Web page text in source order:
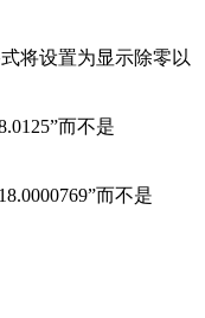
将设置为显示除零以
而不是
而不是